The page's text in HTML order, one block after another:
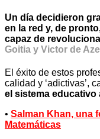
Un día decidieron
en la red y, de
capaz de
Goitia y Victor de
El éxito de estos
calidad y ‘adictivas’,
el sistema educativo
• Salman Khan, una
Matemáticas